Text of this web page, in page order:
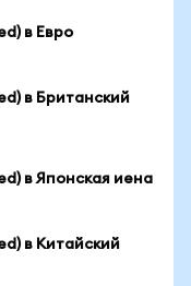
в Евро
в Британский
в Японская иена
в Китайский